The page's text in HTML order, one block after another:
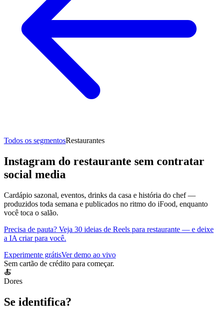
Todos os segmentosRestaurantes
Instagram do restaurante sem contratar
social media
Cardápio sazonal, eventos, drinks da casa e história do chef —
produzidos toda semana e publicados no ritmo do iFood, enquanto
você toca o salão.
Precisa de pauta? Veja 30 ideias de Reels para restaurante — e deixe
a IA criar para você.
Experimente grátisVer demo ao vivo
Sem cartão de crédito para começar.
🍝
Dores
Se identifica?